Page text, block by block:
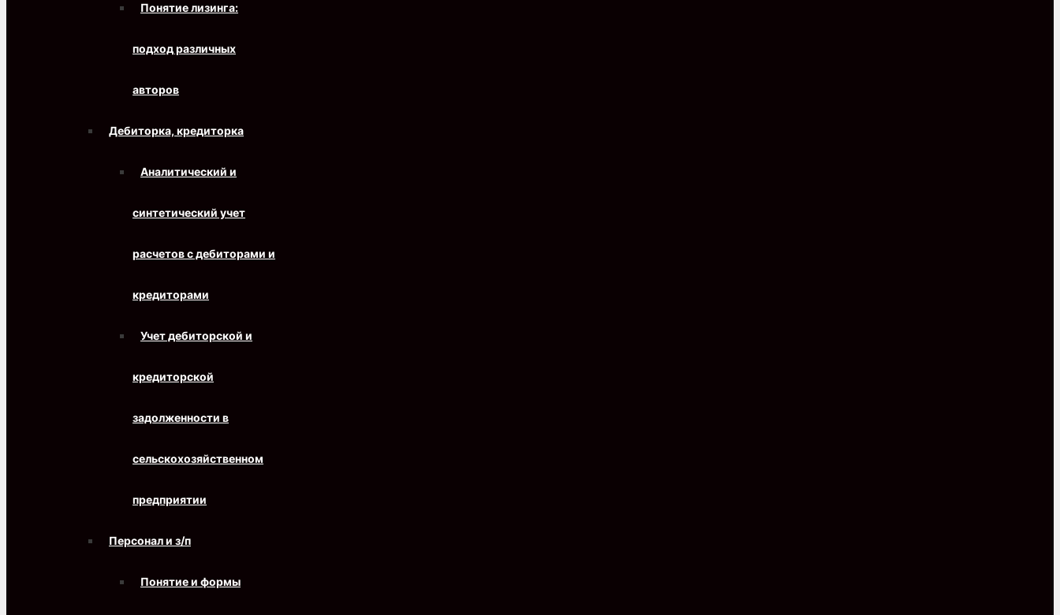
Понятие лизинга:
подход различных
авторов
Дебиторка, кредиторка
Аналитический и
синтетический учет
расчетов с дебиторами и
кредиторами
Учет дебиторской и
кредиторской
задолженности в
сельскохозяйственном
предприятии
Персонал и з/п
Понятие и формы